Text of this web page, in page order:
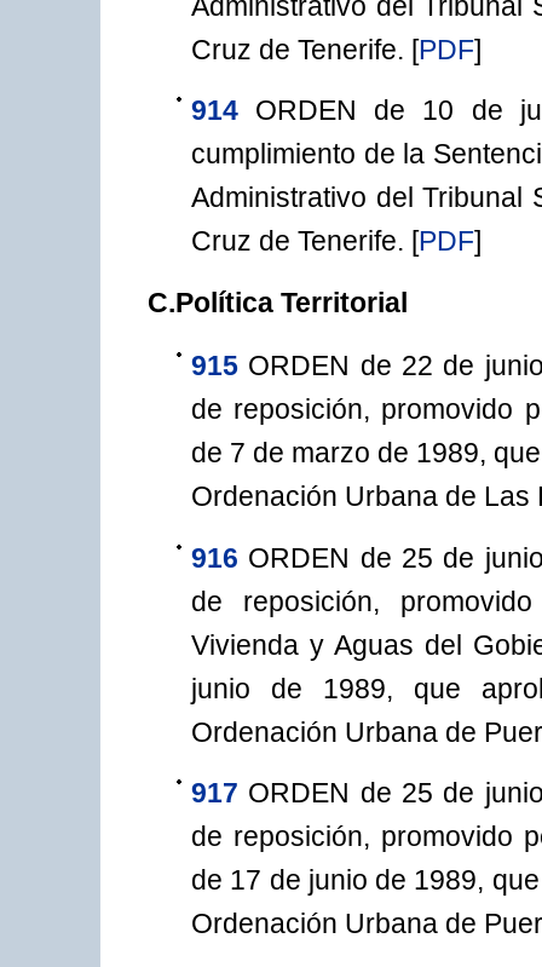
Cruz de Tenerife. [PDF]
914 ORDEN de 10 de
cumplimiento de la
Administrativo del Tribunal
Cruz de Tenerife. [PDF]
C.Política Territorial
915 ORDEN de 22 de
de reposición, promovido
de 7 de marzo de 1989,
Ordenación Urbana de
916 ORDEN de 25 de
de reposición,
Vivienda y Aguas del
junio de 1989, que
Ordenación Urbana de
917 ORDEN de 25 de
de reposición, promovido
de 17 de junio de 1989,
Ordenación Urbana de